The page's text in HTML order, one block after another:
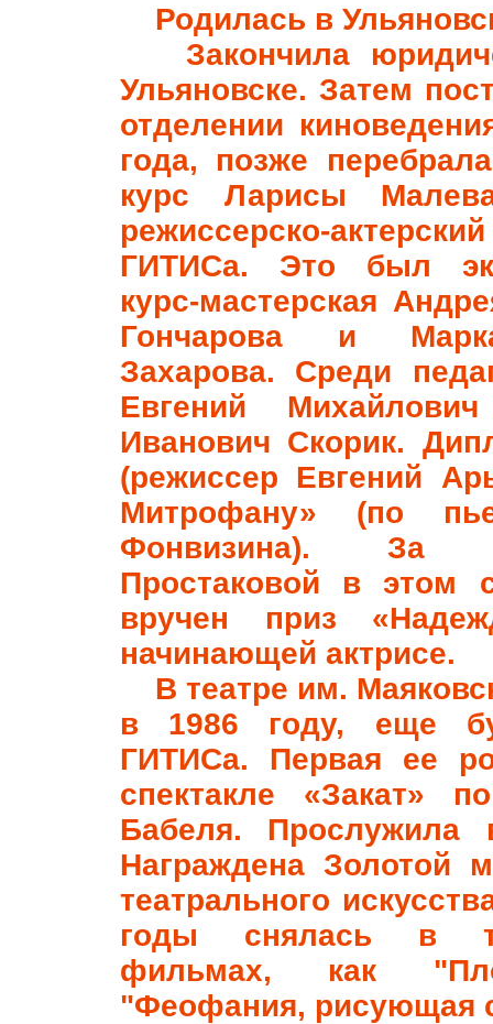
Родилась в
Закончила
Ульяновске. Затем
отделении
года, позже
курс Ларисы
режиссерско-
ГИТИСа. Это был
курс-мастерская
Гончарова и
Захарова. Среди
Евгений
Иванович Скорик.
(режиссер Евгений
Митрофану» (по
Фонвизина). За
Простаковой в этом
вручен приз
начинающей актрисе.
В театре им.
в 1986 году, еще
ГИТИСа. Первая ее
спектакле «Закат»
Бабеля. Прослужила
Награждена Золотой
театрального
годы снялась в
фильмах, как
"Феофания, рисующая